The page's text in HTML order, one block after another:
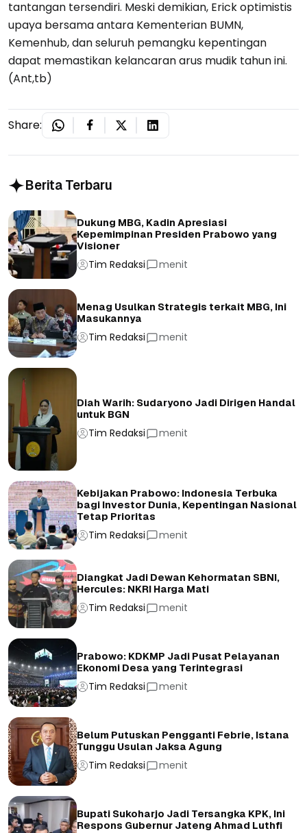
tantangan tersendiri. Meski demikian, Erick optimistis
upaya bersama antara Kementerian BUMN,
Kemenhub, dan seluruh pemangku kepentingan
dapat memastikan kelancaran arus mudik tahun ini.
(Ant,tb)
Share:
Berita Terbaru
Dukung MBG, Kadin Apresiasi
Kepemimpinan Presiden Prabowo yang
Visioner
Tim Redaksi menit
Menag Usulkan Strategis terkait MBG, Ini
Masukannya
Tim Redaksi menit
Diah Warih: Sudaryono Jadi Dirigen Handal
untuk BGN
Tim Redaksi menit
Kebijakan Prabowo: Indonesia Terbuka
bagi Investor Dunia, Kepentingan Nasional
Tetap Prioritas
Tim Redaksi menit
Diangkat Jadi Dewan Kehormatan SBNI,
Hercules: NKRI Harga Mati
Tim Redaksi menit
Prabowo: KDKMP Jadi Pusat Pelayanan
Ekonomi Desa yang Terintegrasi
Tim Redaksi menit
Belum Putuskan Pengganti Febrie, Istana
Tunggu Usulan Jaksa Agung
Tim Redaksi menit
Bupati Sukoharjo Jadi Tersangka KPK, Ini
Respons Gubernur Jateng Ahmad Luthfi